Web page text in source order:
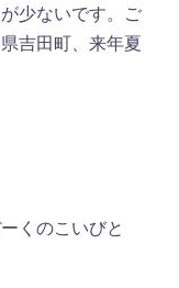
少ないです。ご
吉田町、来年夏
くのこいびと